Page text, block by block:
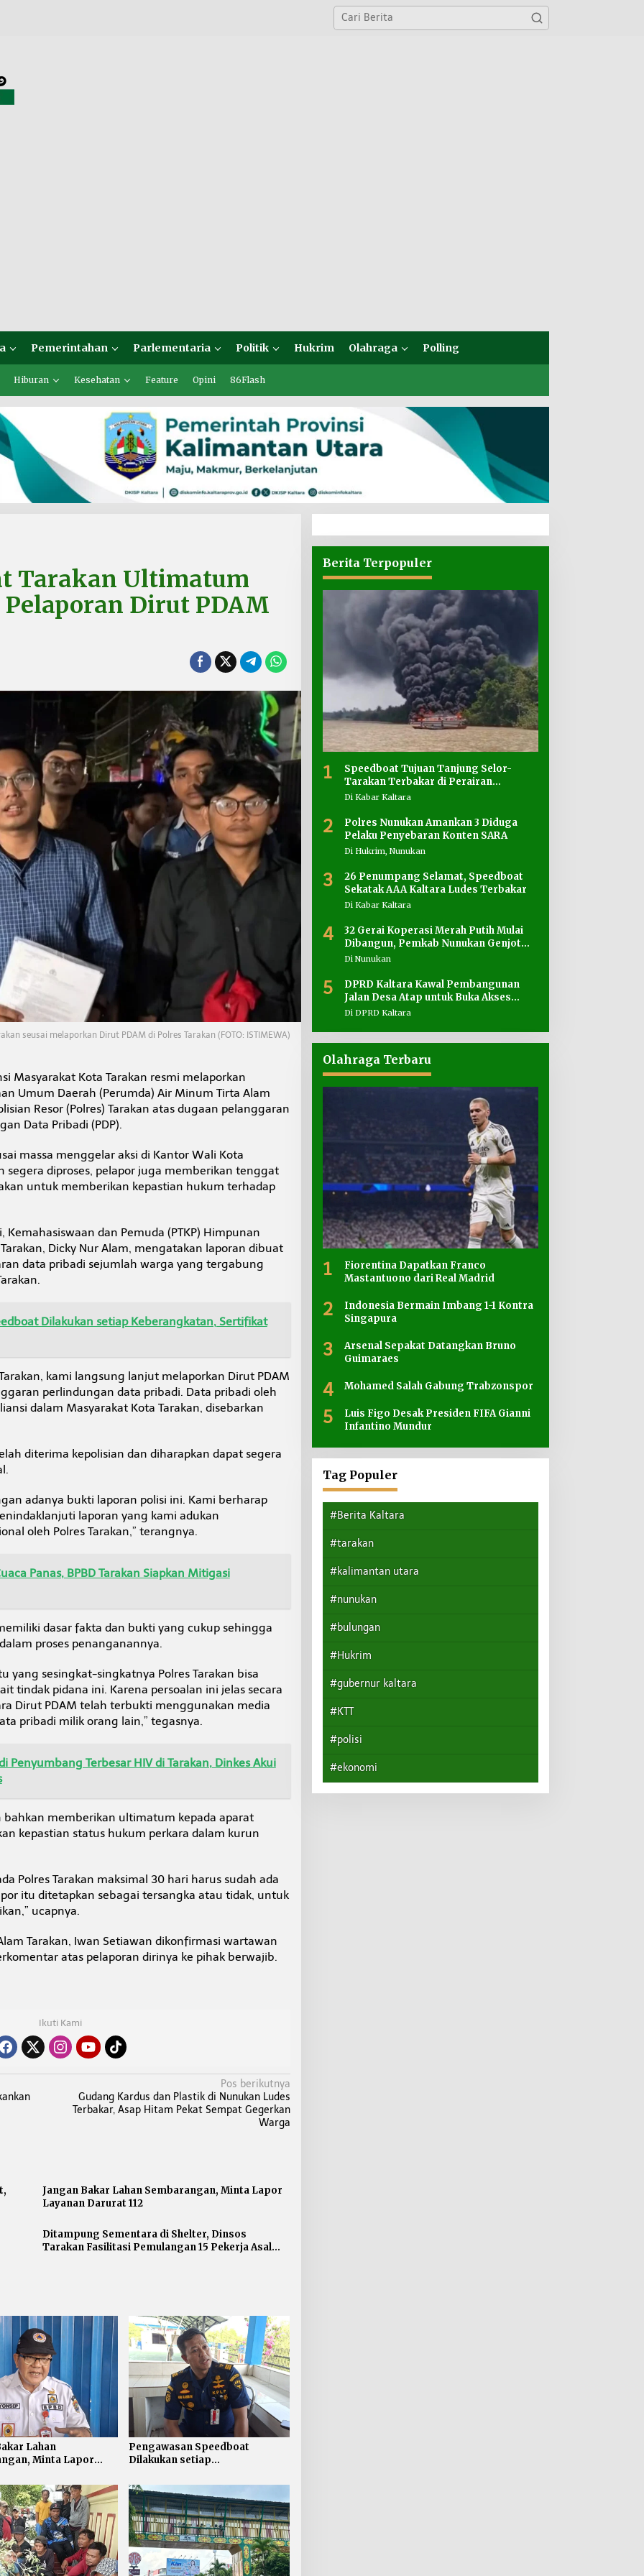
Pemerintahan Parlementaria Politik Hukrim Olahraga Polling
Hiburan Kesehatan Feature Opini 86Flash
Tarakan Ultimatum
Dirut PDAM
seusai melaporkan Dirut PDAM di Polres Tarakan (FOTO: ISTIMEWA)
Masyarakat Kota Tarakan resmi melaporkan
Umum Daerah (Perumda) Air Minum Tirta Alam
Resor (Polres) Tarakan atas dugaan pelanggaran
Data Pribadi (PDP).
massa menggelar aksi di Kantor Wali Kota
segera diproses, pelapor juga memberikan tenggat
untuk memberikan kepastian hukum terhadap
dan Pemuda (PTKP) Himpunan
Dicky Nur Alam, mengatakan laporan dibuat
data pribadi sejumlah warga yang tergabung
Dilakukan setiap Keberangkatan, Sertifikat
kami langsung lanjut melaporkan Dirut PDAM
perlindungan data pribadi. Data pribadi oleh
dalam Masyarakat Kota Tarakan, disebarkan
diterima kepolisian dan diharapkan dapat segera
adanya bukti laporan polisi ini. Kami berharap
laporan yang kami adukan
oleh Polres Tarakan,” terangnya.
Panas, BPBD Tarakan Siapkan Mitigasi
dasar fakta dan bukti yang cukup sehingga
proses penanganannya.
yang sesingkat-singkatnya Polres Tarakan bisa
tindak pidana ini. Karena persoalan ini jelas secara
Dirut PDAM telah terbukti menggunakan media
pribadi milik orang lain,” tegasnya.
Penyumbang Terbesar HIV di Tarakan, Dinkes Akui
bahkan memberikan ultimatum kepada aparat
kepastian status hukum perkara dalam kurun
Polres Tarakan maksimal 30 hari harus sudah ada
itu ditetapkan sebagai tersangka atau tidak, untuk
ucapnya.
Tarakan, Iwan Setiawan dikonfirmasi wartawan
atas pelaporan dirinya ke pihak berwajib.
Ikuti Kami
Pos berikutnya
Gudang Kardus dan Plastik di Nunukan Ludes
Terbakar, Asap Hitam Pekat Sempat Gegerkan
Warga
Jangan Bakar Lahan Sembarangan, Minta Lapor
Layanan Darurat 112
Ditampung Sementara di Shelter, Dinsos
Tarakan Fasilitasi Pemulangan 15 Pekerja Asal
Lahan
Minta Lapor
Pengawasan Speedboat
Dilakukan setiap
Acuan Laik Laut
Berita Terpopuler
1
Speedboat Tujuan Tanjung Selor-
Tarakan Terbakar di Perairan
Salimbatu
Di Kabar Kaltara
2
Polres Nunukan Amankan 3 Diduga
Pelaku Penyebaran Konten SARA
Di Hukrim, Nunukan
3
26 Penumpang Selamat, Speedboat
Sekatak AAA Kaltara Ludes Terbakar
Di Kabar Kaltara
4
32 Gerai Koperasi Merah Putih Mulai
Dibangun, Pemkab Nunukan Genjot
Penyediaan Lahan
Di Nunukan
5
DPRD Kaltara Kawal Pembangunan
Jalan Desa Atap untuk Buka Akses
Wilayah Perbatasan
Di DPRD Kaltara
Olahraga Terbaru
1
Fiorentina Dapatkan Franco
Mastantuono dari Real Madrid
2
Indonesia Bermain Imbang 1-1 Kontra
Singapura
3
Arsenal Sepakat Datangkan Bruno
Guimaraes
4 Mohamed Salah Gabung Trabzonspor
5
Luis Figo Desak Presiden FIFA Gianni
Infantino Mundur
Tag Populer
#Berita Kaltara
#tarakan
#kalimantan utara
#nunukan
#bulungan
#Hukrim
#gubernur kaltara
#KTT
#polisi
#ekonomi